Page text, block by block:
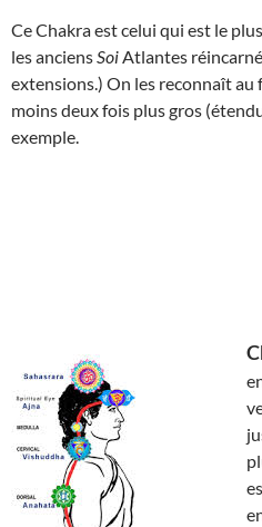
Ce Chakra est celui qui est le
les anciensSoiAtlantes
extensions.) On les reconnaît au
moins deux fois plus gros
exemple.